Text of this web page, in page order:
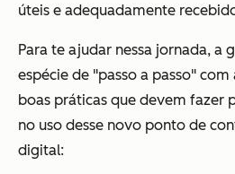
úteis e adequadamente
Para te ajudar nessa jornada, a
espécie de "passo a passo" com
boas práticas que devem fazer
no uso desse novo ponto de
digital: